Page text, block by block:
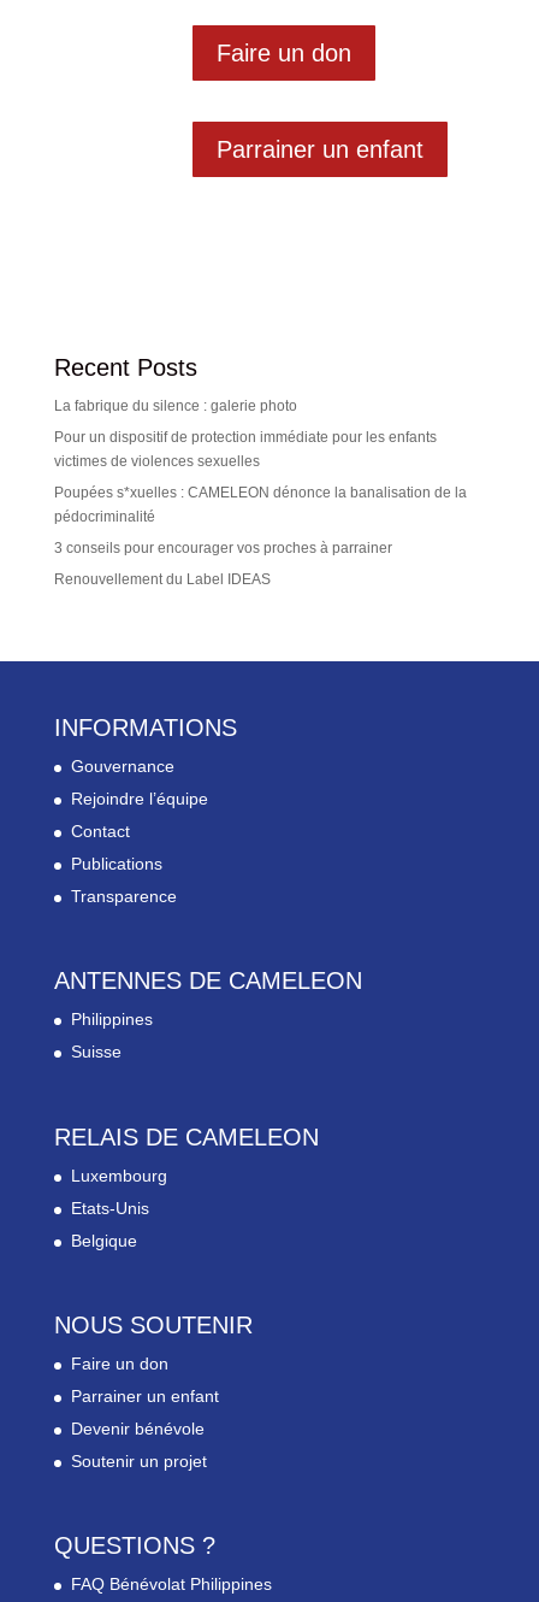
Faire un don
Parrainer un enfant
Recent Posts
La fabrique du silence : galerie photo
Pour un dispositif de protection immédiate pour les enfants
victimes de violences sexuelles
Poupées s*xuelles : CAMELEON dénonce la banalisation de la
pédocriminalité
3 conseils pour encourager vos proches à parrainer
Renouvellement du Label IDEAS
INFORMATIONS
Gouvernance
Rejoindre l’équipe
Contact
Publications
Transparence
ANTENNES DE CAMELEON
Philippines
Suisse
RELAIS DE CAMELEON
Luxembourg
Etats-Unis
Belgique
NOUS SOUTENIR
Faire un don
Parrainer un enfant
Devenir bénévole
Soutenir un projet
QUESTIONS ?
FAQ Bénévolat Philippines